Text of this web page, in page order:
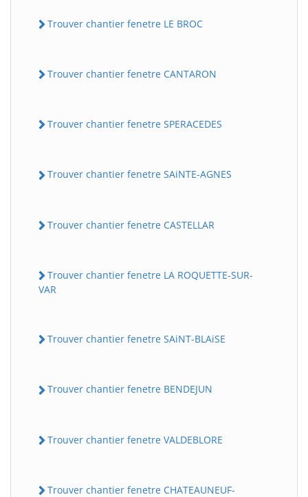
Trouver chantier fenetre LE BROC
Trouver chantier fenetre CANTARON
Trouver chantier fenetre SPERACEDES
Trouver chantier fenetre SAiNTE-AGNES
Trouver chantier fenetre CASTELLAR
Trouver chantier fenetre LA ROQUETTE-SUR-
VAR
Trouver chantier fenetre SAiNT-BLAiSE
Trouver chantier fenetre BENDEJUN
Trouver chantier fenetre VALDEBLORE
Trouver chantier fenetre CHATEAUNEUF-